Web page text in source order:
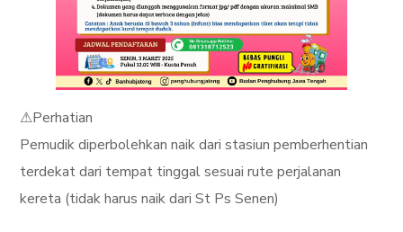
⚠Perhatian
Pemudik diperbolehkan naik dari stasiun pemberhentian
terdekat dari tempat tinggal sesuai rute perjalanan
kereta (tidak harus naik dari St Ps Senen)